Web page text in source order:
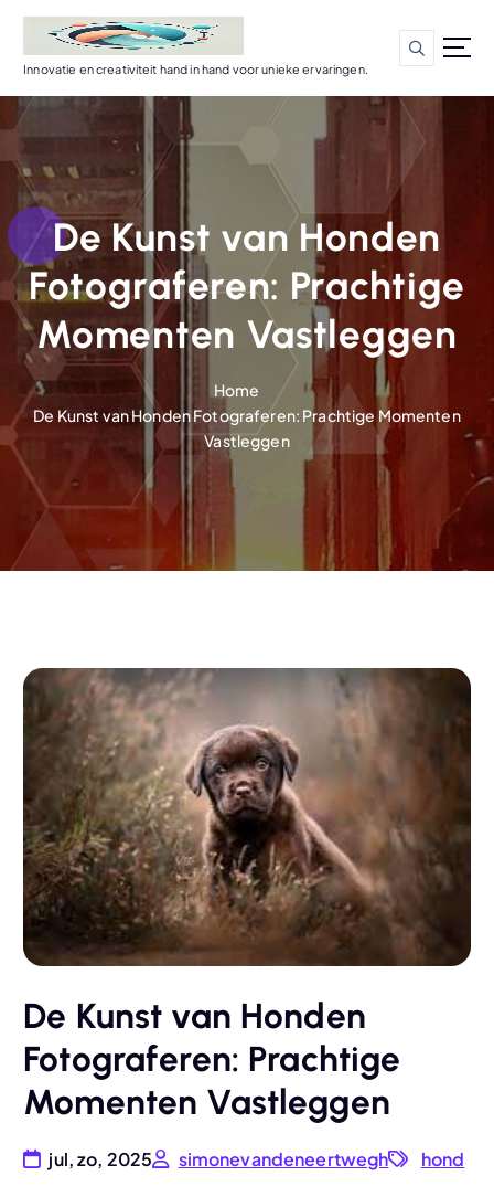
d
n
Innovatie en creativiteit hand in hand voor unieke ervaringen.
De Kunst van Honden
Fotograferen: Prachtige
Momenten Vastleggen
Home
De Kunst van Honden Fotograferen: Prachtige Momenten
Vastleggen
De Kunst van Honden
Fotograferen: Prachtige
Momenten Vastleggen
jul, zo, 2025 simonevandeneertwegh hond